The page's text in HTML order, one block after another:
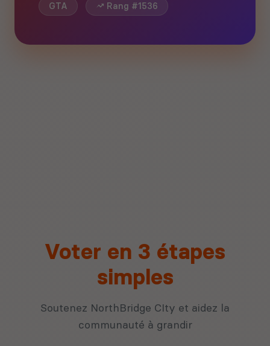
GTA Rang #1536
Voter en 3 étapes
simples
Soutenez NorthBridge CIty et aidez la
communauté à grandir